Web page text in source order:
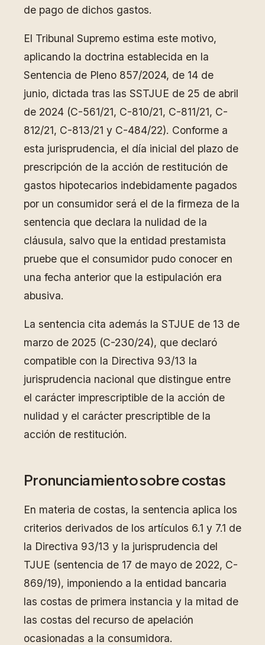
de pago de dichos gastos.
El Tribunal Supremo estima este motivo,
aplicando la doctrina establecida en la
Sentencia de Pleno 857/2024, de 14 de
junio, dictada tras las SSTJUE de 25 de abril
de 2024 (C-561/21, C-810/21, C-811/21, C-
812/21, C-813/21 y C-484/22). Conforme a
esta jurisprudencia, el día inicial del plazo de
prescripción de la acción de restitución de
gastos hipotecarios indebidamente pagados
por un consumidor será el de la firmeza de la
sentencia que declara la nulidad de la
cláusula, salvo que la entidad prestamista
pruebe que el consumidor pudo conocer en
una fecha anterior que la estipulación era
abusiva.
La sentencia cita además la STJUE de 13 de
marzo de 2025 (C-230/24), que declaró
compatible con la Directiva 93/13 la
jurisprudencia nacional que distingue entre
el carácter imprescriptible de la acción de
nulidad y el carácter prescriptible de la
acción de restitución.
Pronunciamiento sobre costas
En materia de costas, la sentencia aplica los
criterios derivados de los artículos 6.1 y 7.1 de
la Directiva 93/13 y la jurisprudencia del
TJUE (sentencia de 17 de mayo de 2022, C-
869/19), imponiendo a la entidad bancaria
las costas de primera instancia y la mitad de
las costas del recurso de apelación
ocasionadas a la consumidora.